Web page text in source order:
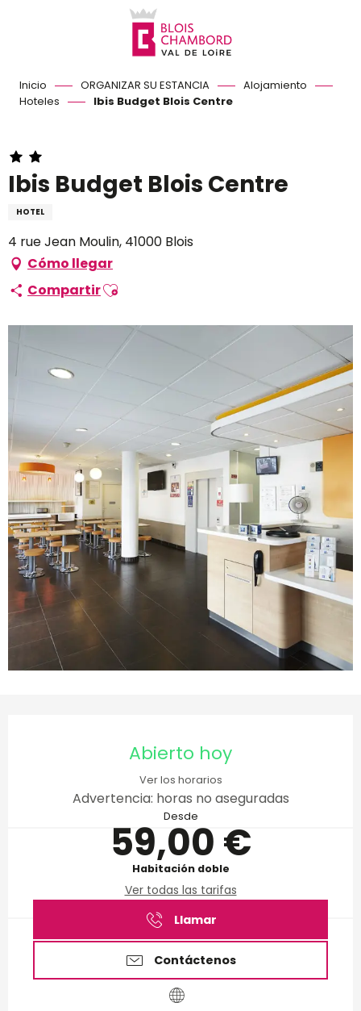
Inicio ORGANIZAR SU ESTANCIA
Alojamiento
Hoteles
Ibis Budget Blois Centre
Ibis Budget Blois Centre
HOTEL
4 rue Jean Moulin, 41000 Blois
Cómo llegar
CompartirAjouter aux favoris
Abierto hoy
Ver los horarios
Advertencia: horas no aseguradas
Desde
59,00 €
Habitación doble
Ver todas las tarifas
Llamar
Contáctenos